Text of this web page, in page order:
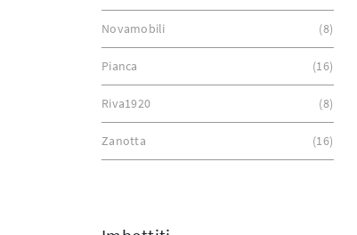
Novamobili 8
Pianca 16
Riva1920 8
Zanotta 16